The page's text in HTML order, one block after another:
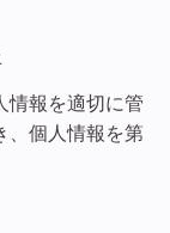
情報を適切に管
、個人情報を第